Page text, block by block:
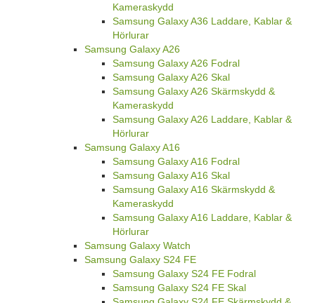
Kameraskydd
Samsung Galaxy A36 Laddare, Kablar &
Hörlurar
Samsung Galaxy A26
Samsung Galaxy A26 Fodral
Samsung Galaxy A26 Skal
Samsung Galaxy A26 Skärmskydd &
Kameraskydd
Samsung Galaxy A26 Laddare, Kablar &
Hörlurar
Samsung Galaxy A16
Samsung Galaxy A16 Fodral
Samsung Galaxy A16 Skal
Samsung Galaxy A16 Skärmskydd &
Kameraskydd
Samsung Galaxy A16 Laddare, Kablar &
Hörlurar
Samsung Galaxy Watch
Samsung Galaxy S24 FE
Samsung Galaxy S24 FE Fodral
Samsung Galaxy S24 FE Skal